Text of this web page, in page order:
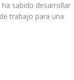
sabido desarrollar
trabajo para una